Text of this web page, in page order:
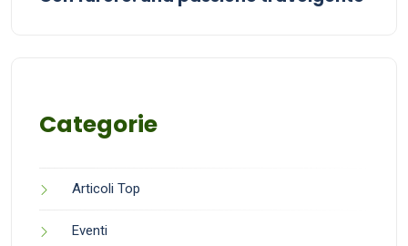
Categorie
Articoli Top
Eventi